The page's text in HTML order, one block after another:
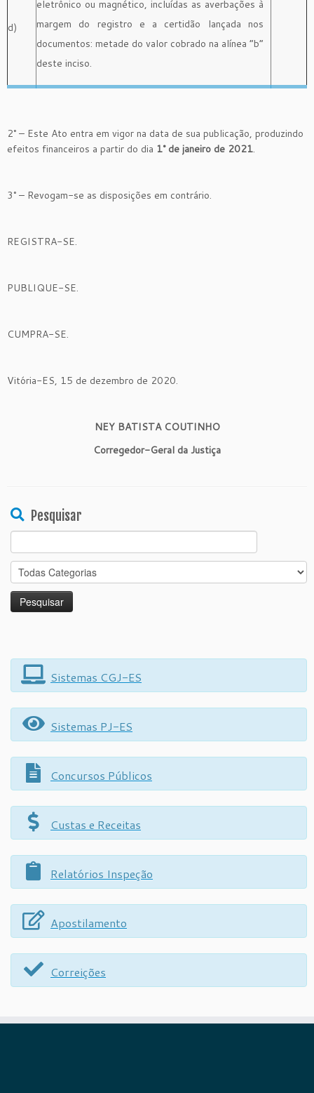
d)
eletrônico ou magnético, incluídas as averbações à
margem do registro e a certidão lançada nos
documentos: metade do valor cobrado na alínea “b”
deste inciso.
2° – Este Ato entra em vigor na data de sua publicação, produzindo
efeitos financeiros a partir do dia 1° de janeiro de 2021.
3° – Revogam-se as disposições em contrário.
REGISTRA-SE.
PUBLIQUE-SE.
CUMPRA-SE.
Vitória-ES, 15 de dezembro de 2020.
NEY BATISTA COUTINHO
Corregedor-Geral da Justiça
Pesquisar
Search
for:
Sistemas CGJ-ES
Sistemas PJ-ES
Concursos Públicos
Custas e Receitas
Relatórios Inspeção
Apostilamento
Correições